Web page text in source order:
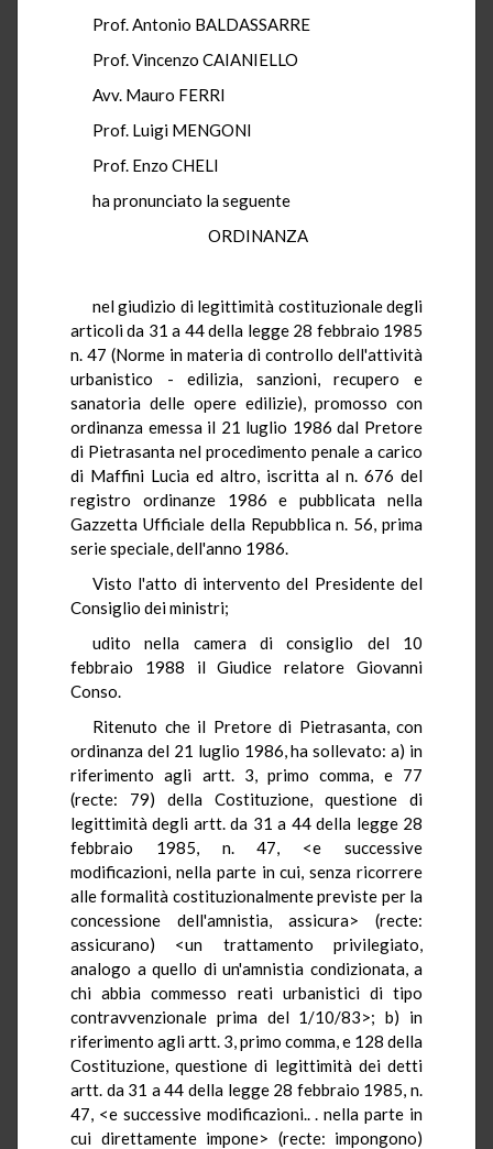
Prof. Antonio BALDASSARRE
Prof. Vincenzo CAIANIELLO
Avv. Mauro FERRI
Prof. Luigi MENGONI
Prof. Enzo CHELI
ha pronunciato la seguente
ORDINANZA
nel giudizio di legittimità costituzionale degli
articoli da 31 a 44 della legge 28 febbraio 1985
n. 47 (Norme in materia di controllo dell'attività
urbanistico - edilizia, sanzioni, recupero e
sanatoria delle opere edilizie), promosso con
ordinanza emessa il 21 luglio 1986 dal Pretore
di Pietrasanta nel procedimento penale a carico
di Maffini Lucia ed altro, iscritta al n. 676 del
registro ordinanze 1986 e pubblicata nella
Gazzetta Ufficiale della Repubblica n. 56, prima
serie speciale, dell'anno 1986.
Visto l'atto di intervento del Presidente del
Consiglio dei ministri;
udito nella camera di consiglio del 10
febbraio 1988 il Giudice relatore Giovanni
Conso.
Ritenuto che il Pretore di Pietrasanta, con
ordinanza del 21 luglio 1986, ha sollevato: a) in
riferimento agli artt. 3, primo comma, e 77
(recte: 79) della Costituzione, questione di
legittimità degli artt. da 31 a 44 della legge 28
febbraio 1985, n. 47, <e successive
modificazioni, nella parte in cui, senza ricorrere
alle formalità costituzionalmente previste per la
concessione dell'amnistia, assicura> (recte:
assicurano) <un trattamento privilegiato,
analogo a quello di un'amnistia condizionata, a
chi abbia commesso reati urbanistici di tipo
contravvenzionale prima del 1/10/83>; b) in
riferimento agli artt. 3, primo comma, e 128 della
Costituzione, questione di legittimità dei detti
artt. da 31 a 44 della legge 28 febbraio 1985, n.
47, <e successive modificazioni.. . nella parte in
cui direttamente impone> (recte: impongono)